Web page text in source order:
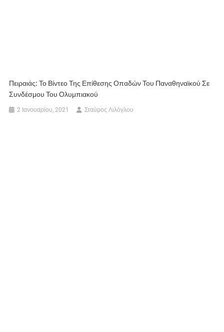
Πειραιάς: Το Βίντεο Της Επίθεσης Οπαδών Του Παναθηναϊκού Σε
Συνδέσμου Του Ολυμπιακού
2 Ιανουαρίου, 2021 Σταύρος Λιλόγλου